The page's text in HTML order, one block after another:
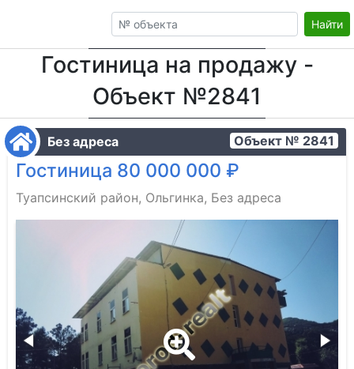
Найти
Гостиница на продажу -
Объект №2841
Без адреса Объект № 2841
Гостиница 80 000 000 ₽
Туапсинский район, Ольгинка, Без адреса